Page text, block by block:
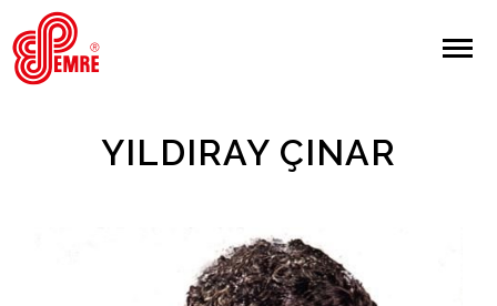
EMRE PLAK
ARAMAYILDIRAY ÇINAR